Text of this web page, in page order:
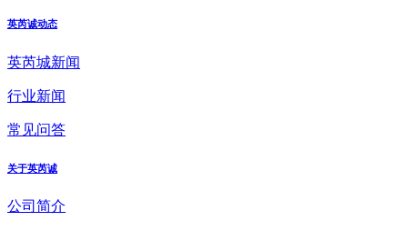
英芮诚动态
英芮城新闻
行业新闻
常见问答
关于英芮诚
公司简介